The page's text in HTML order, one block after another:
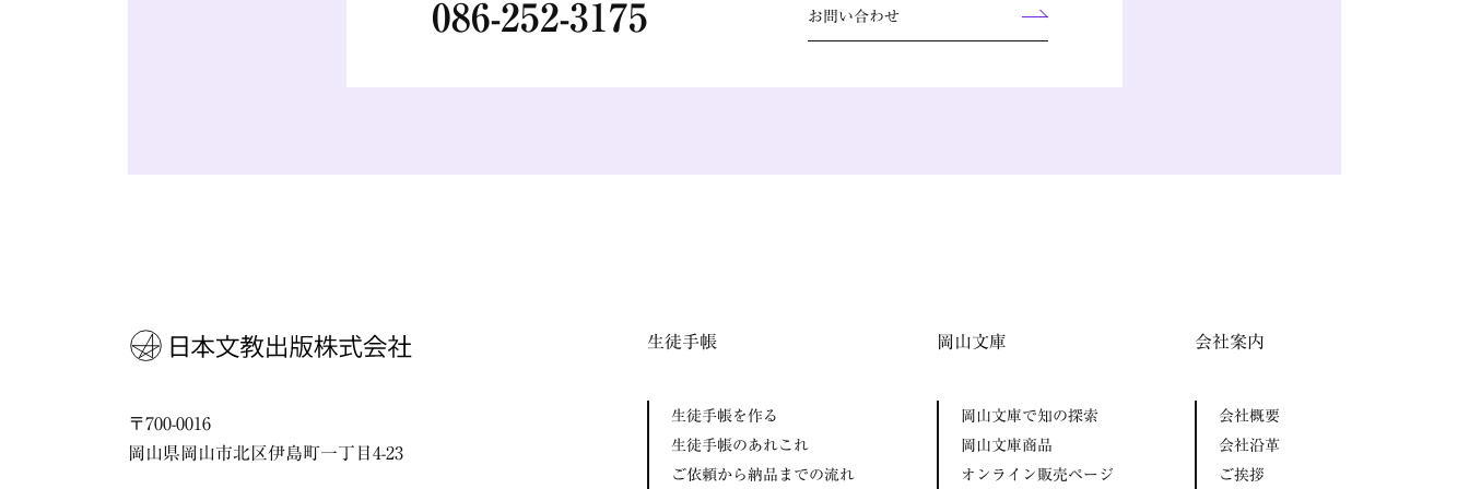
086-252-3175 お問い合わせ
〒700-0016
岡山県 岡山市北区伊島町一丁目4-23
生徒手帳
生徒手帳を作る
生徒手帳のあれこれ
ご依頼から納品までの流れ
岡山文庫
岡山文庫で知の探索
岡山文庫商品
オンライン販売ページ
会社案内
会社概要
会社沿革
ご挨拶